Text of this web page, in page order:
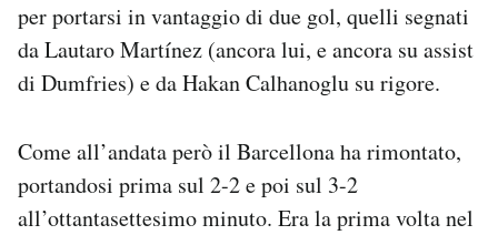
per portarsi in vantaggio di due gol, quelli segnati
da Lautaro Martínez (ancora lui, e ancora su assist
di Dumfries) e da Hakan Calhanoglu su rigore.
Come all’andata però il Barcellona ha rimontato,
portandosi prima sul 2-2 e poi sul 3-2
all’ottantasettesimo minuto. Era la prima volta nel